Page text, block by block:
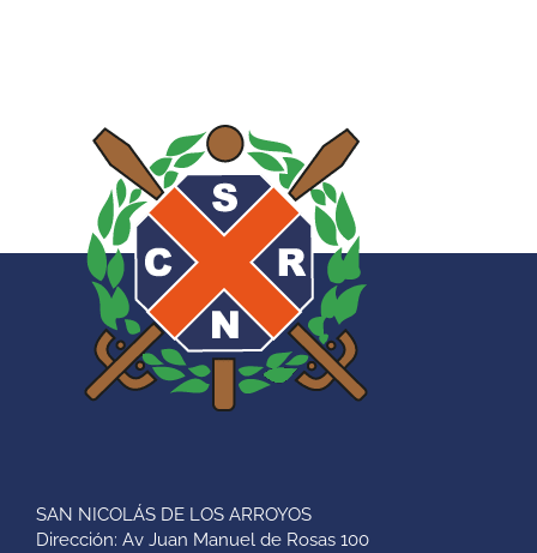
SAN NICOLÁS DE LOS ARROYOS
Dirección: Av Juan Manuel de Rosas 100